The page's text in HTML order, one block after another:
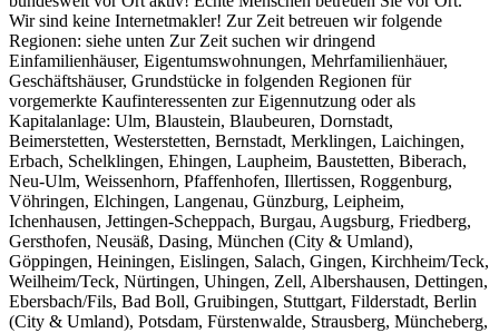
Wir sind keine Internetmakler! Zur Zeit betreuen wir folgende
Regionen: siehe unten Zur Zeit suchen wir dringend
Einfamilienhäuser, Eigentumswohnungen, Mehrfamilienhäuer,
Geschäftshäuser, Grundstücke in folgenden Regionen für
vorgemerkte Kaufinteressenten zur Eigennutzung oder als
Kapitalanlage: Ulm, Blaustein, Blaubeuren, Dornstadt,
Beimerstetten, Westerstetten, Bernstadt, Merklingen, Laichingen,
Erbach, Schelklingen, Ehingen, Laupheim, Baustetten, Biberach,
Neu-Ulm, Weissenhorn, Pfaffenhofen, Illertissen, Roggenburg,
Vöhringen, Elchingen, Langenau, Günzburg, Leipheim,
Ichenhausen, Jettingen-Scheppach, Burgau, Augsburg, Friedberg,
Gersthofen, Neusäß, Dasing, München (City & Umland),
Göppingen, Heiningen, Eislingen, Salach, Gingen, Kirchheim/Teck,
Weilheim/Teck, Nürtingen, Uhingen, Zell, Albershausen, Dettingen,
Ebersbach/Fils, Bad Boll, Gruibingen, Stuttgart, Filderstadt, Berlin
(City & Umland), Potsdam, Fürstenwalde, Strausberg, Müncheberg,